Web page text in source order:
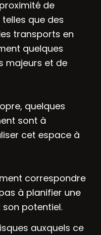
de
que des
transports en
quelques
majeurs et de
quelques
sont à
cet espace à
correspondre
à planifier une
potentiel.
auxquels ce